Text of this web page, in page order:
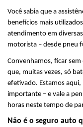
Você sabia que a
benefícios mais
atendimento em
motorista – desde pneu
Convenhamos, ficar
que, muitas vezes, só
efetivado. Estamos
importante – e vale a
horas neste tempo de
Não é o seguro auto